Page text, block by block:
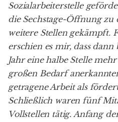
Sozialarbeiterstelle
die Sechstage-Öffnung zu
weitere Stellen gekämpft.
erschien es mir, dass dann
Jahr eine halbe Stelle
großen Bedarf
getragene Arbeit als
Schließlich waren fünf
Vollstellen tätig. Anfang